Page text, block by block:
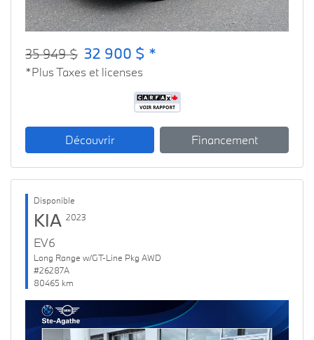
35 949 $ 32 900 $ *
*Plus Taxes et licenses
Découvrir Financement
Disponible
KIA 2023
EV6
Long Range w/GT-Line Pkg AWD
#26287A
80465 km